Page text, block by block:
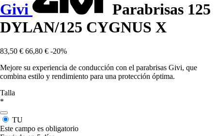
Givi
Parabrisas 125
DYLAN/125 CYGNUS X
83,50 € 66,80 € -20%
Mejore su experiencia de conducción con el parabrisas Givi, que
combina estilo y rendimiento para una protección óptima.
Talla
*
TU
Este campo es obligatorio